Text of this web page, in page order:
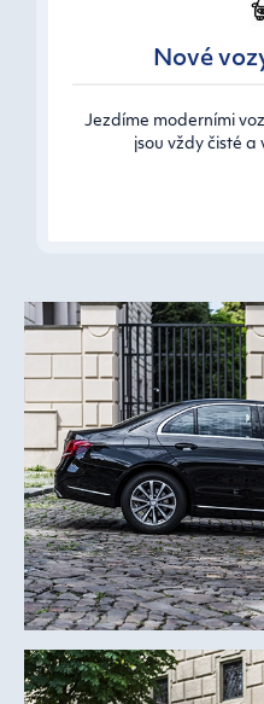
Nové
Jezdíme moderními
jsou vždy čisté